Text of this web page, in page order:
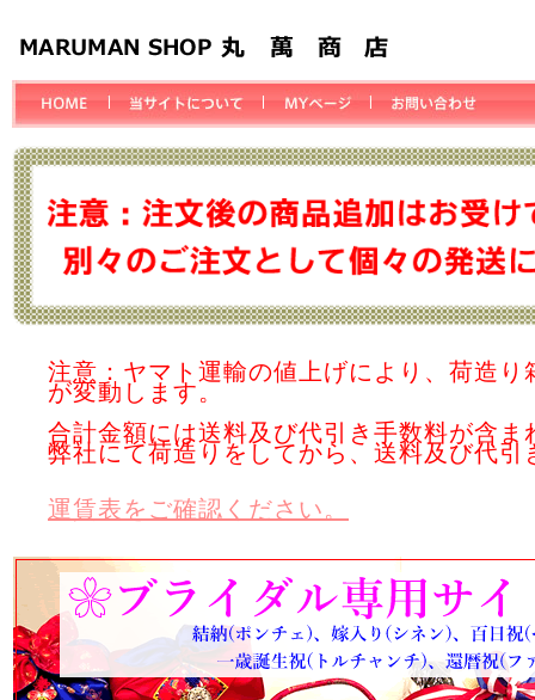
注意：ヤマト運輸の値上げにより、荷造
が変動します。
合計金額には送料及び代引き手数料が含ま
弊社にて荷造りをしてから、送料及び代
運賃表をご確認ください。